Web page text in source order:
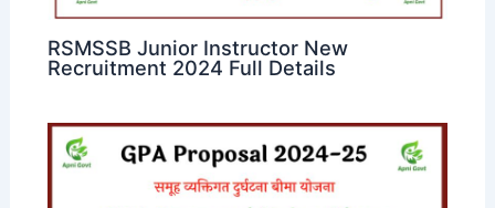
RSMSSB Junior Instructor New
Recruitment 2024 Full Details